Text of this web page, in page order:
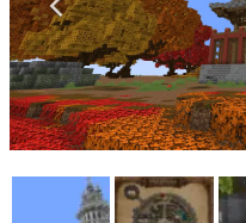
カテゴリ
特集記事
マンガ
女性向け